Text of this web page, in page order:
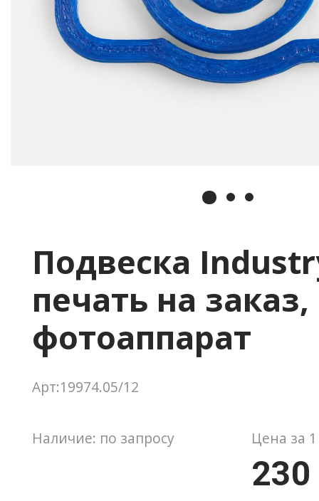
Подвеска
печать на заказ,
фотоаппарат
Арт:19974.05/12
Цена за
Наличие: по запросу